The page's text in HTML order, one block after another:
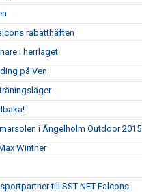
rabatthäften
i herrlaget
på Ven
i Ängelholm Outdoor 2015
Winther
till SST NET Falcons